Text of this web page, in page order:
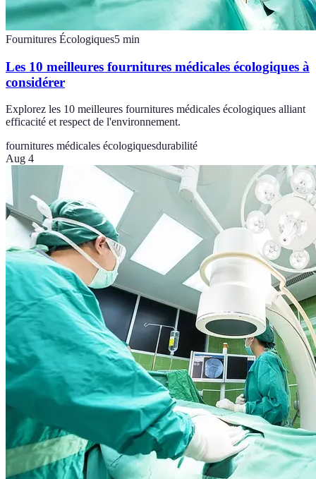
Fournitures Écologiques5 min
Les 10 meilleures fournitures médicales écologiques à
considérer
Explorez les 10 meilleures fournitures médicales écologiques alliant
efficacité et respect de l'environnement.
fournitures médicales écologiquesdurabilité
Aug 4